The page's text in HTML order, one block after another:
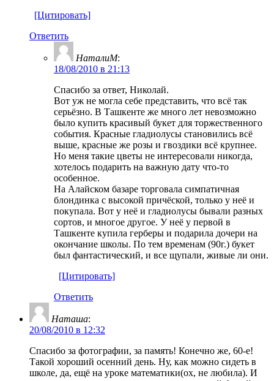
[Цитировать]
Ответить
НаталиМ:
18/08/2010 в 21:13
Спасибо за ответ, Николай.
Вот уж не могла себе представить, что всё так
серьёзно. В Ташкенте же много лет невозможно
было купить красивый букет для торжественного
события. Красные гладиолусы становились всё
выше, красные же розы и гвоздики всё крупнее.
Но меня такие цветы не интересовали никогда,
хотелось подарить на важную дату что-то
особенное.
На Алайском базаре торговала симпатичная
блондинка с высокой причёской, только у неё и
покупала. Вот у неё и гладиолусы бывали разных
сортов, и многое другое. У неё у первой в
Ташкенте купила герберы и подарила дочери на
окончание школы. По тем временам (90г.) букет
был фантастический, и все щупали, живые ли они.
[Цитировать]
Ответить
Наташа:
20/08/2010 в 12:32
Спасибо за фотографии, за память! Конечно же, 60-е!
Такой хороший осенний день. Ну, как можно сидеть в
школе, да, ещё на уроке математики(ох, не любила). И